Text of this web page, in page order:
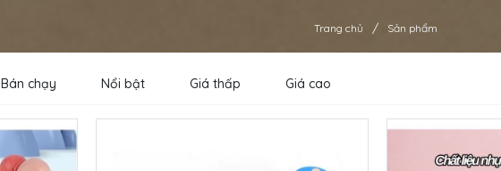
Trang chủ / Sản phẩm
Bán chạy Nổi bật Giá thấp Giá cao